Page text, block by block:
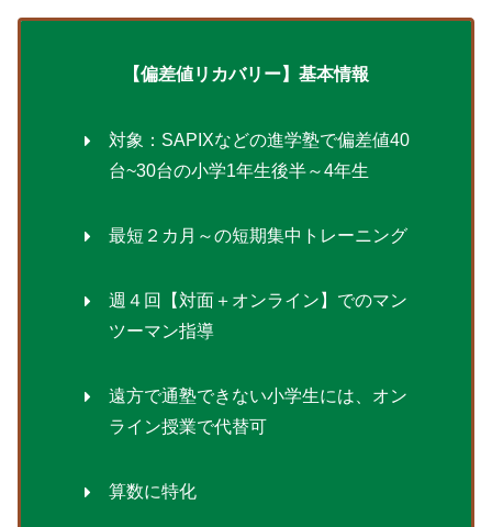
【偏差値リカバリー】基本情報
対象：SAPIXなどの進学塾で偏差値40
台~30台の小学1年生後半～4年生
最短２カ月～の短期集中トレーニング
週４回【対面＋オンライン】でのマン
ツーマン指導
遠方で通塾できない小学生には、オン
ライン授業で代替可
算数に特化